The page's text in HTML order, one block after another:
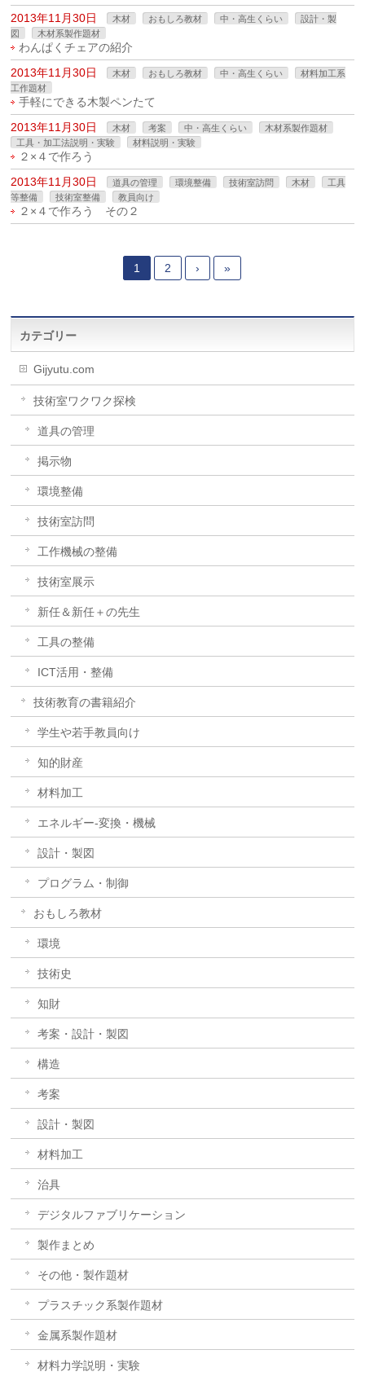
2013年11月30日
木材 おもしろ教材 中・高生くらい
設計・製
図
木材系製作題材
わんぱくチェアの紹介
2013年11月30日
木材 おもしろ教材 中・高生くらい
材料加工系
工作題材
手軽にできる木製ペンたて
2013年11月30日
木材 考案 中・高生くらい
木材系製作題材
工具・加工法説明・実験
材料説明・実験
２×４で作ろう
2013年11月30日
道具の管理 環境整備 技術室訪問 木材
工具
等整備
技術室整備 教員向け
２×４で作ろう その２
1 2 › »
カテゴリー
Gijyutu.com
技術室ワクワク探検
道具の管理
掲示物
環境整備
技術室訪問
工作機械の整備
技術室展示
新任＆新任＋の先生
工具の整備
ICT活用・整備
技術教育の書籍紹介
学生や若手教員向け
知的財産
材料加工
エネルギー-変換・機械
設計・製図
プログラム・制御
おもしろ教材
環境
技術史
知財
考案・設計・製図
構造
考案
設計・製図
材料加工
治具
デジタルファブリケーション
製作まとめ
その他・製作題材
プラスチック系製作題材
金属系製作題材
材料力学説明・実験